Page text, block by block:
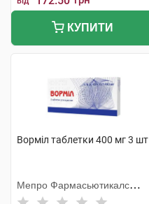
КУПИТИ
Ворміл таблетки 400 мг 3 шт
Мепро Фармасьютикалс
Пріват